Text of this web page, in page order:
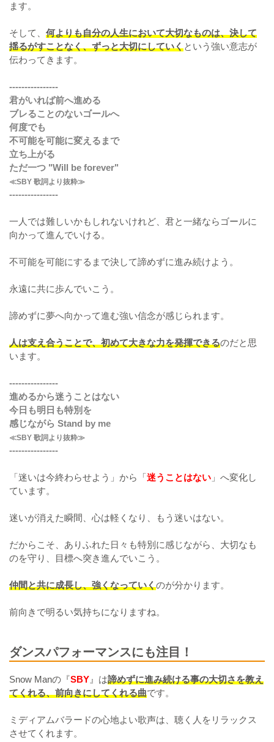
ます。
そして、 何よりも自分の人生において大切なものは、決して
揺るがすことなく、ずっと大切にしていくという強い意志が
伝わってきます。
----------------
君がいれば前へ進める
ブレることのないゴールへ
何度でも
不可能を可能に変えるまで
立ち上がる
ただ一つ "Will be forever"
≪SBY 歌詞より抜粋≫
----------------
一人では難しいかもしれないけれど、君と一緒ならゴールに
向かって進んでいける。
不可能を可能にするまで決して諦めずに進み続けよう。
永遠に共に歩んでいこう。
諦めずに夢へ向かって進む強い信念が感じられます。
人は支え合うことで、初めて大きな力を発揮できるのだと思
います。
----------------
進めるから迷うことはない
今日も明日も特別を
感じながら Stand by me
≪SBY 歌詞より抜粋≫
----------------
「迷いは今終わらせよう」から「迷うことはない 」へ変化し
ています。
迷いが消えた瞬間、心は軽くなり、もう迷いはない。
だからこそ、ありふれた日々も特別に感じながら、大切なも
のを守り、目標へ突き進んでいこう。
仲間と共に成長し、強くなっていくのが分かります。
前向きで明るい気持ちになりますね。
ダンスパフォーマンスにも注目！
Snow Manの『SBY』は諦めずに進み続ける事の大切さを教え
てくれる、前向きにしてくれる曲です。
ミディアムバラードの心地よい歌声は、聴く人をリラックス
させてくれます。